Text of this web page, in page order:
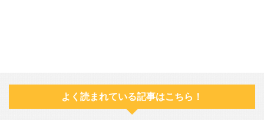
よく読まれている記事はこちら！